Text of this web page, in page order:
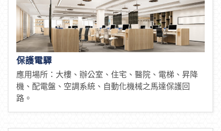
保護電驛
應用場所：大樓、辦公室、住宅、醫院、電梯、昇降
機、配電盤、空調系統、自動化機械之馬達保護回
路。